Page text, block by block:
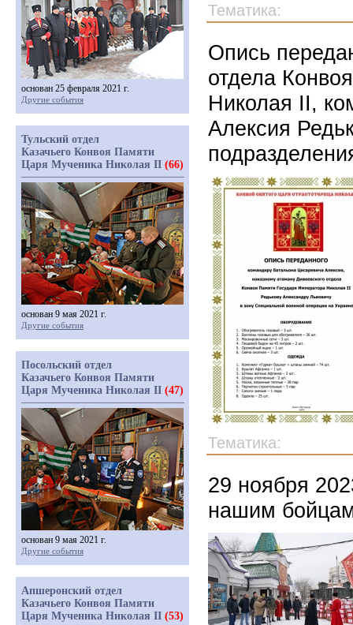
Тематика:
Опись
отдела
Николая II,
Алексия
Тематика:
29 ноября
нашим
основан 25 февраля 2021 г.
Другие события
Тульский отдел
Казачьего Конвоя Памяти
Царя Мученика Николая II (66)
основан 9 мая 2021 г.
Другие события
Посольский отдел
Казачьего Конвоя Памяти
Царя Мученика Николая II (47)
основан 9 мая 2021 г.
Другие события
Апшеронский отдел
Казачьего Конвоя Памяти
Царя Мученика Николая II (53)